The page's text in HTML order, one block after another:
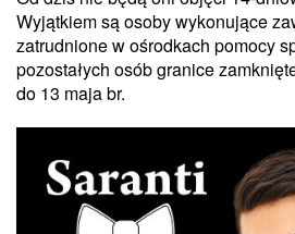
Wyjątkiem są osoby wykonujące
zatrudnione w ośrodkach pomocy
pozostałych osób granice
do 13 maja br.